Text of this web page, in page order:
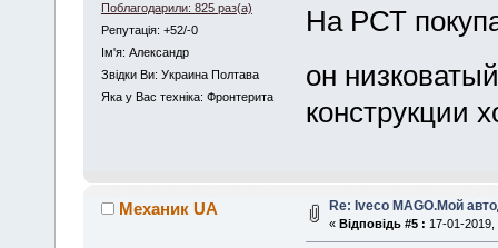
Поблагодарили: 825 раз(а)
Репутація: +52/-0
Iм'я: Александр
Звідки Ви: Украина Полтава
Яка у Вас техніка: Фронтерита
На РСТ
он
конструкции
Механик UA Re: Iveco MAGO.Мой
« Відповідь #5 : 17-01-2019,